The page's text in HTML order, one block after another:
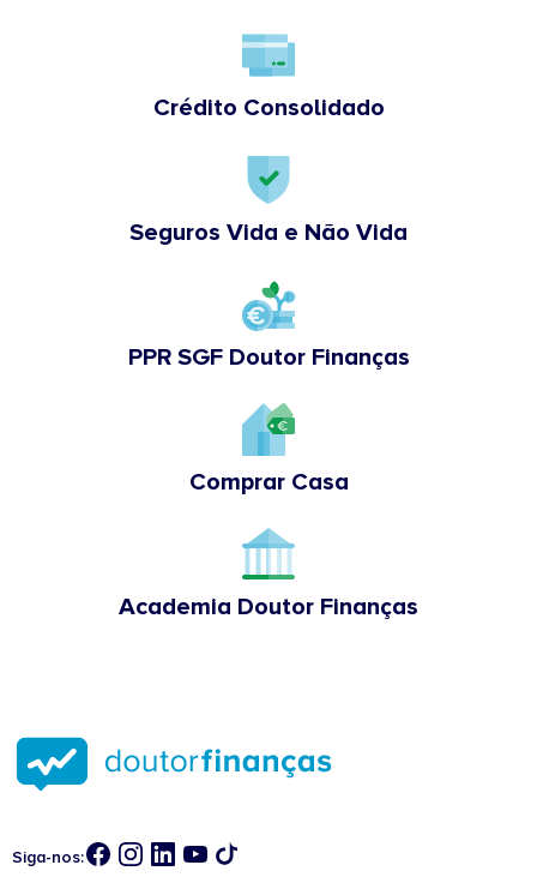
Crédito Consolidado
Seguros Vida e Não Vida
PPR SGF Doutor Finanças
Comprar Casa
Academia Doutor Finanças
Siga-nos: